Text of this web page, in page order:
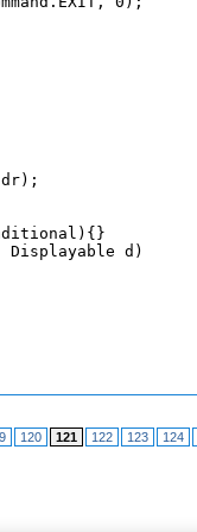
Displayable d)
120 121 122 123 124